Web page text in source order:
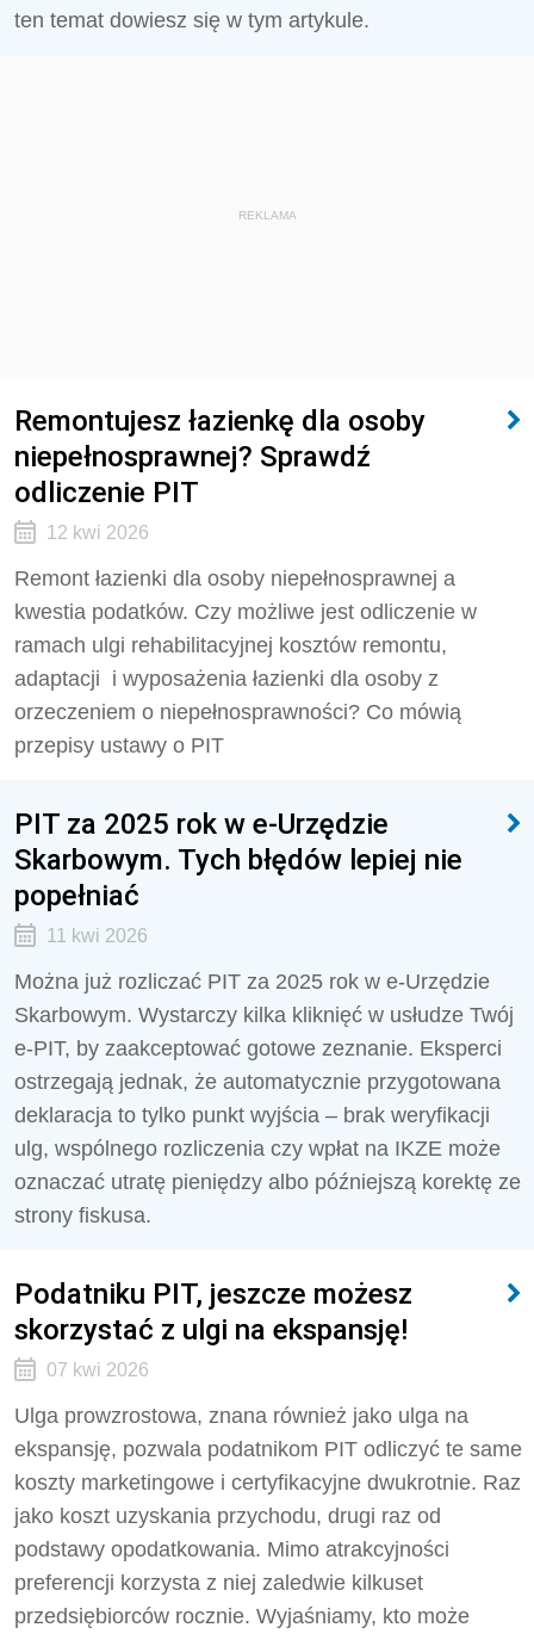
ten temat dowiesz się w tym artykule.
REKLAMA
Remontujesz łazienkę dla osoby
niepełnosprawnej? Sprawdź
odliczenie PIT
12 kwi 2026
Remont łazienki dla osoby niepełnosprawnej a
kwestia podatków. Czy możliwe jest odliczenie w
ramach ulgi rehabilitacyjnej kosztów remontu,
adaptacji i wyposażenia łazienki dla osoby z
orzeczeniem o niepełnosprawności? Co mówią
przepisy ustawy o PIT
PIT za 2025 rok w e-Urzędzie
Skarbowym. Tych błędów lepiej nie
popełniać
11 kwi 2026
Można już rozliczać PIT za 2025 rok w e-Urzędzie
Skarbowym. Wystarczy kilka kliknięć w usłudze Twój
e-PIT, by zaakceptować gotowe zeznanie. Eksperci
ostrzegają jednak, że automatycznie przygotowana
deklaracja to tylko punkt wyjścia – brak weryfikacji
ulg, wspólnego rozliczenia czy wpłat na IKZE może
oznaczać utratę pieniędzy albo późniejszą korektę ze
strony fiskusa.
Podatniku PIT, jeszcze możesz
skorzystać z ulgi na ekspansję!
07 kwi 2026
Ulga prowzrostowa, znana również jako ulga na
ekspansję, pozwala podatnikom PIT odliczyć te same
koszty marketingowe i certyfikacyjne dwukrotnie. Raz
jako koszt uzyskania przychodu, drugi raz od
podstawy opodatkowania. Mimo atrakcyjności
preferencji korzysta z niej zaledwie kilkuset
przedsiębiorców rocznie. Wyjaśniamy, kto może